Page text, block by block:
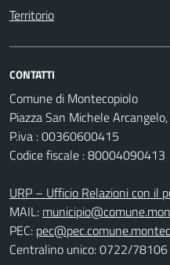
Territorio
CONTATTI
Comune di Montecopiolo
Piazza San Michele
P.iva : 00360600415
Codice fiscale : 80004090413
URP – Ufficio Relazioni con il
MAIL:
PEC:
Centralino unico: 0722/